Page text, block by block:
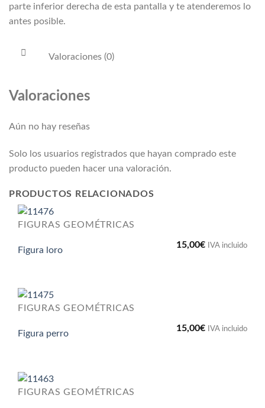
parte inferior derecha de esta pantalla y te atenderemos lo
antes posible.
Valoraciones (0)
Valoraciones
Aún no hay reseñas
Solo los usuarios registrados que hayan comprado este
producto pueden hacer una valoración.
PRODUCTOS RELACIONADOS
FIGURAS GEOMÉTRICAS
Figura loro
15,00€ IVA incluido
FIGURAS GEOMÉTRICAS
Figura perro
15,00€ IVA incluido
FIGURAS GEOMÉTRICAS